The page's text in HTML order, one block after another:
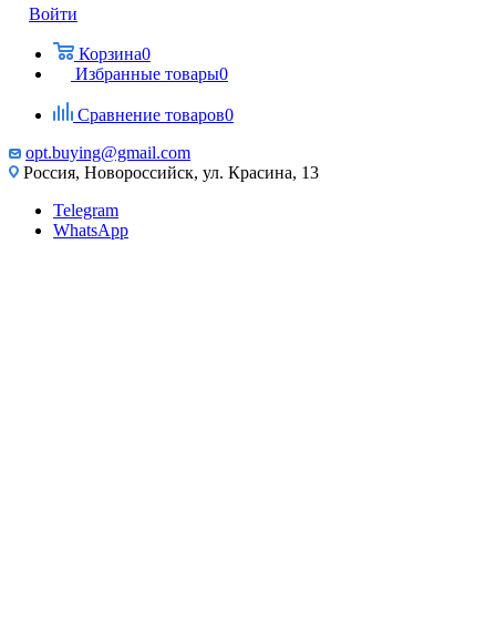
Войти
Корзина0
Избранные товары0
Сравнение товаров0
opt.buying@gmail.com
Россия, Новороссийск, ул. Красина, 13
Telegram
WhatsApp